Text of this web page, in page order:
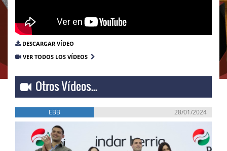
DESCARGAR VÍDEO
VER TODOS LOS VÍDEOS
Otros Vídeos...
EBB 28/01/2024